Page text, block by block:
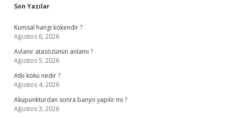
Sidebar
Son Yazılar
Kumsal hangi kökendir ?
Ağustos 6, 2026
Avlanır atasözünün anlamı ?
Ağustos 5, 2026
Atkı kökü nedir ?
Ağustos 4, 2026
Akupunkturdan sonra banyo yapılır mı ?
Ağustos 3, 2026